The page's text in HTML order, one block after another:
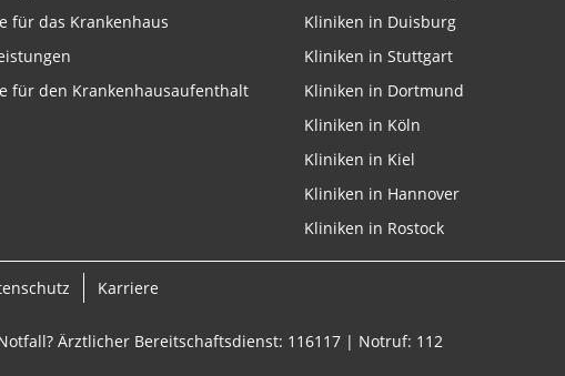
für das Krankenhaus
für den Krankenhausaufenthalt
Kliniken in Duisburg
Kliniken in Stuttgart
Kliniken in Dortmund
Kliniken in Köln
Kliniken in Kiel
Kliniken in Hannover
Kliniken in Rostock
Karriere
Ärztlicher Bereitschaftsdienst: 116117 | Notruf: 112